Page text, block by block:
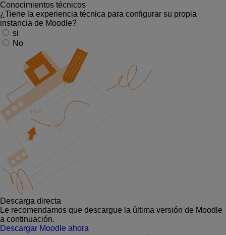
Conocimientos técnicos
¿Tiene la experiencia técnica para configurar su propia
instancia de Moodle?
si
No
Descarga directa
Le recomendamos que descargue la última versión de Moodle
a continuación.
Descargar Moodle ahora